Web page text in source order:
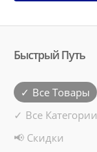
Быстрый Путь
✓ Все Товары
✓ Все Категории
📢 Скидки